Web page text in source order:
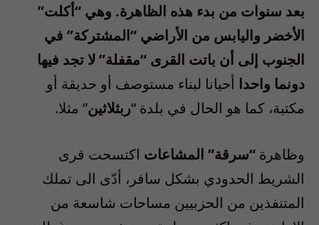
بعد سنوات من بدء هذه الظاهرة. وهي “أكلت”
الأخضر واليابس من الأراضي “المشتركة” في
الجنوب إلى أن باتت القرى “مقفلة” لا تجد فيها
دونما واحدا أحيانا لبناء مستوصف أو حديقة أو
مكتبة، كما هو الحال في بلدة “ربثلاثين” مثلا.
وظاهرة “سرقة” المشاعات اكتسحت قرى
الشريط الحدودي بشكل سافر، أدّى الى تملك
المتنفذين من الحزبيين مساحات شاسعة من